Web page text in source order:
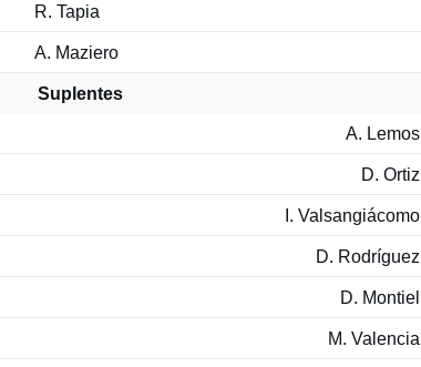
R. Tapia
A. Maziero
Suplentes
A. Lemos
D. Ortiz
I. Valsangiácomo
D. Rodríguez
D. Montiel
M. Valencia